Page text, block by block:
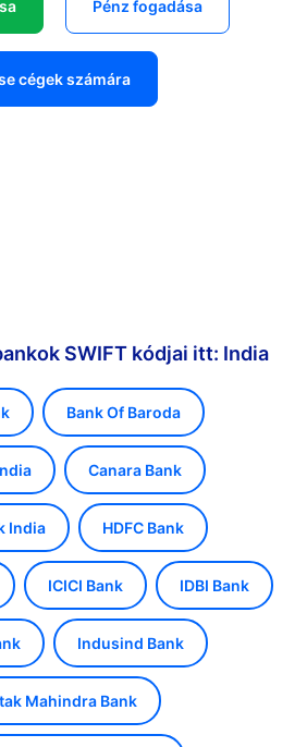
Pénz fogadása
cégek számára
SWIFT kódjai itt: India
Bank Of Baroda
Canara Bank
India HDFC Bank
ICICI Bank IDBI Bank
Indusind Bank
Mahindra Bank